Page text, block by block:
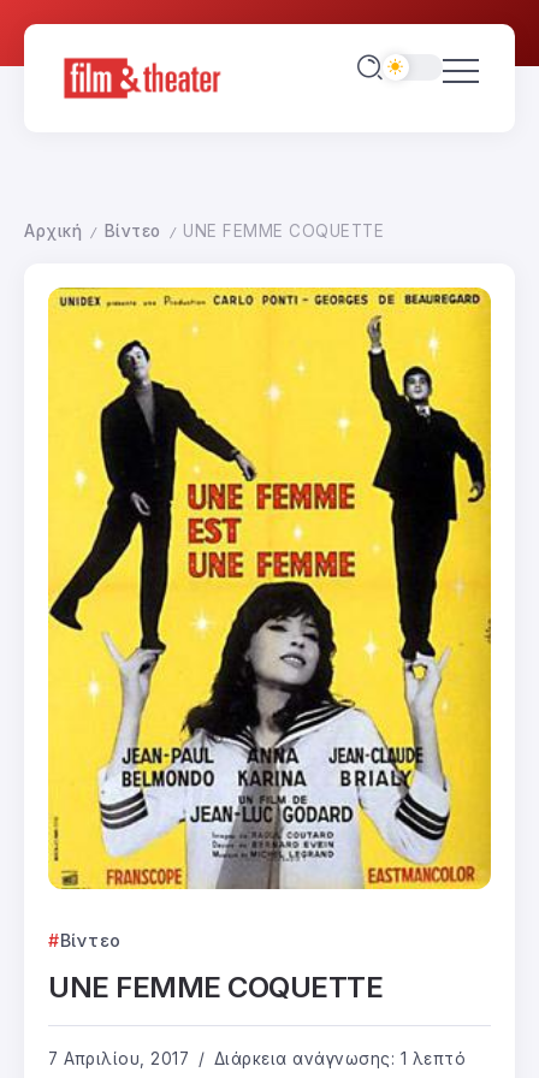
Αρχική / Βίντεο / UNE FEMME COQUETTE
Βίντεο
UNE FEMME COQUETTE
7 Απριλίου, 2017 Διάρκεια ανάγνωσης: 1 λεπτό